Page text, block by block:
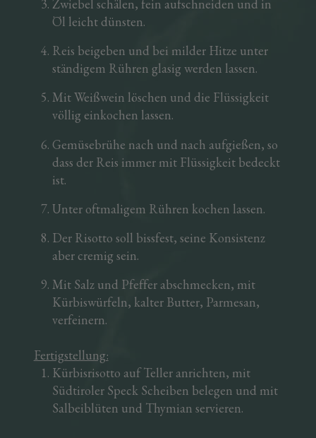
Zwiebel schälen, fein aufschneiden und in
Öl leicht dünsten.
Reis beigeben und bei milder Hitze unter
ständigem Rühren glasig werden lassen.
Mit Weißwein löschen und die Flüssigkeit
völlig einkochen lassen.
Gemüsebrühe nach und nach aufgießen, so
dass der Reis immer mit Flüssigkeit bedeckt
ist.
Unter oftmaligem Rühren kochen lassen.
Der Risotto soll bissfest, seine Konsistenz
aber cremig sein.
Mit Salz und Pfeffer abschmecken, mit
Kürbiswürfeln, kalter Butter, Parmesan,
verfeinern.
Fertigstellung:
Kürbisrisotto auf Teller anrichten, mit
Südtiroler Speck Scheiben belegen und mit
Salbeiblüten und Thymian servieren.